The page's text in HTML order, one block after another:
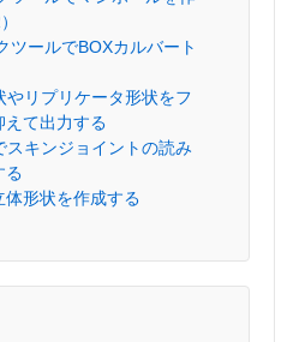
ツールでBOXカルバート
やリプリケータ形状をフ
えて出力する
スキンジョイントの読み
る
形状を作成する